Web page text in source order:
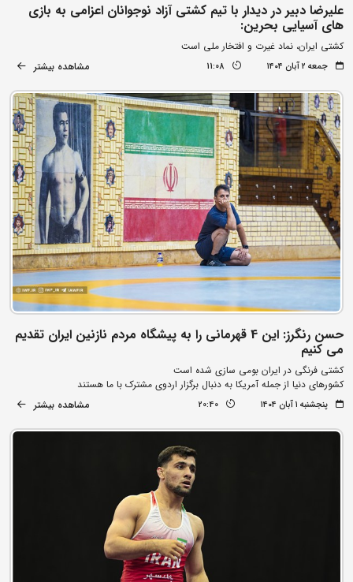
علیرضا دبیر در دیدار با تیم کشتی آزاد نوجوانان اعزامی به بازی
های آسیایی بحرین:
کشتی ایران، نماد غیرت و افتخار ملی است
جمعه ۲ آبان ۱۴۰۴ 11:08 مشاهده بیشتر
حسن رنگرز: این 4 قهرمانی را به پیشگاه مردم نازنین ایران تقدیم
می کنیم
کشتی فرنگی در ایران بومی سازی شده است
کشورهای دنیا از جمله آمریکا به دنبال برگزار اردوی مشترک با ما هستند
پنجشنبه ۱ آبان ۱۴۰۴ 20:40 مشاهده بیشتر